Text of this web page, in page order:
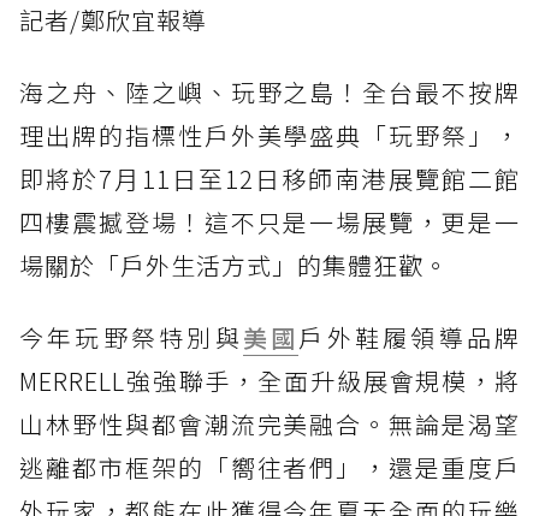
記者/鄭欣宜報導
海之舟、陸之嶼、玩野之島！全台最不按牌
理出牌的指標性戶外美學盛典「玩野祭」，
即將於7月11日至12日移師南港展覽館二館
四樓震撼登場！這不只是一場展覽，更是一
場關於「戶外生活方式」的集體狂歡。
今年玩野祭特別與美國 戶外鞋履領導品牌
MERRELL強強聯手，全面升級展會規模，將
山林野性與都會潮流完美融合。無論是渴望
逃離都市框架的「嚮往者們」，還是重度戶